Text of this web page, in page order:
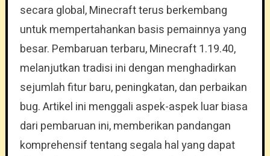
secara global, Minecraft terus berkembang
untuk mempertahankan basis pemainnya yang
besar. Pembaruan terbaru, Minecraft 1.19.40,
melanjutkan tradisi ini dengan menghadirkan
sejumlah fitur baru, peningkatan, dan perbaikan
bug. Artikel ini menggali aspek-aspek luar biasa
dari pembaruan ini, memberikan pandangan
komprehensif tentang segala hal yang dapat